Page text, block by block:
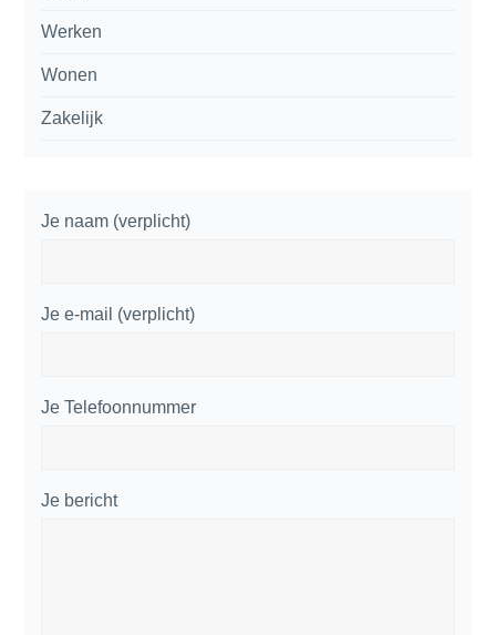
Werken
Wonen
Zakelijk
Je naam (verplicht)
Je e-mail (verplicht)
Je Telefoonnummer
Je bericht